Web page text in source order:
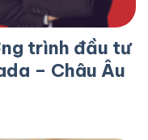
trình đầu tư
– Châu Âu